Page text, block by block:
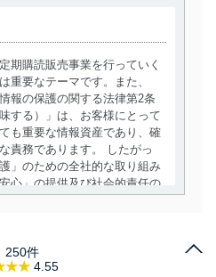
期購読販売事業を行っていく
重要なテーマです。また、
報の保護の関する法律第2条
する）」は、お客様にとって
も重要な情報資産であり、確
責務であります。 したがっ
」のための全社的な取り組み
心」の提供及び社会的責任の
利用・提供に際して、その利
4.55
250件